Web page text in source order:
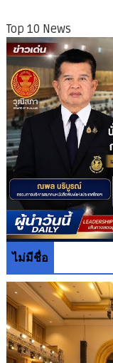
Top 10 News
ไม่มีชื่อ